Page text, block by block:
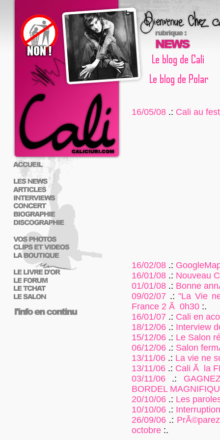
16/05/08 .: Cali au
16/02/08 .:
16/01/08 .: Nouveau
01/01/08 .: Bonne
09/02/07 .:"La Vie
France 2 Ã 0h30 :.
16/01/07 .: Cali en
18/12/06 .: Interview
15/12/06 .: Le Salon
06/12/06 .: Salon
13/11/06 .: La vie ne
13/11/06 .: Cali Ã la
03/11/06 .:
BORDEL
20/10/06 .: Les
10/10/06 .:
26/09/06 .:
octobre :.